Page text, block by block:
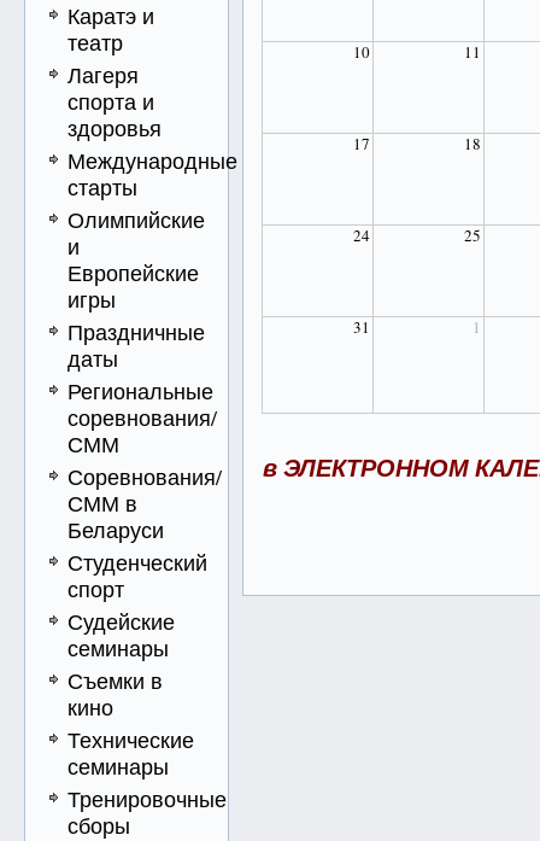
Каратэ и
театр
Лагеря
спорта и
здоровья
Международные
старты
Олимпийские
и
Европейские
игры
Праздничные
даты
Региональные
соревнования/
СММ
Соревнования/
СММ в
Беларуси
Студенческий
спорт
Судейские
семинары
Съемки в
кино
Технические
семинары
Тренировочные
сборы
10 11
17 18
24 25
31 1
вЭЛЕКТРОННОМ КАЛЕ